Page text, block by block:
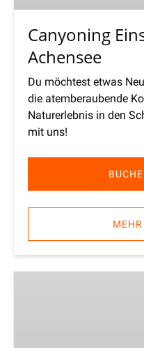
Canyoning
Achensee
Du möchtest etwas
die atemberaubende
Naturerlebnis in den
mit uns!